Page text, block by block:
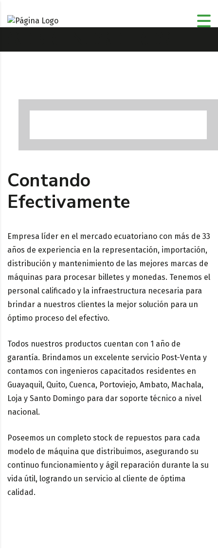
Contando
Efectivamente
Empresa líder en el mercado ecuatoriano con más de 33
años de experiencia en la representación, importación,
distribución y mantenimiento de las mejores marcas de
máquinas para procesar billetes y monedas. Tenemos el
personal calificado y la infraestructura necesaria para
brindar a nuestros clientes la mejor solución para un
óptimo proceso del efectivo.
Todos nuestros productos cuentan con 1 año de
garantía. Brindamos un excelente servicio Post-Venta y
contamos con ingenieros capacitados residentes en
Guayaquil, Quito, Cuenca, Portoviejo, Ambato, Machala,
Loja y Santo Domingo para dar soporte técnico a nivel
nacional.
Poseemos un completo stock de repuestos para cada
modelo de máquina que distribuimos, asegurando su
continuo funcionamiento y ágil reparación durante la su
vida útil, logrando un servicio al cliente de óptima
calidad.